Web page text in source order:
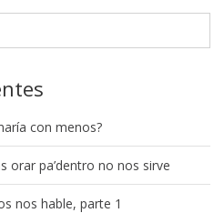
con menos?
orar pa’dentro no nos sirve
nos hable, parte 1